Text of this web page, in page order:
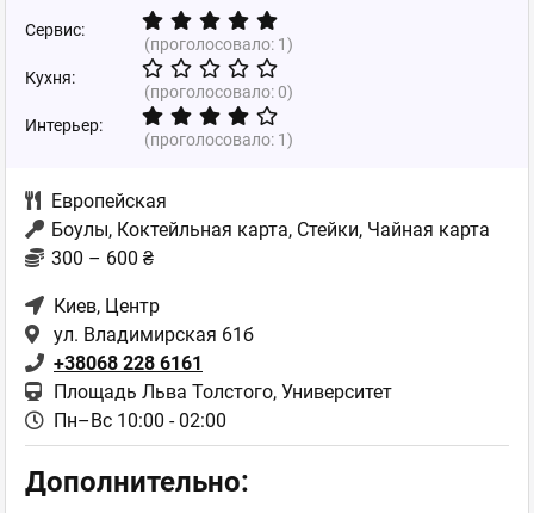
Сервис:
(проголосовало: 1)
Кухня:
(проголосовало:0)
Интерьер:
(проголосовало: 1)
Европейская
Боулы, Коктейльная карта, Стейки, Чайная карта
300 – 600 ₴
Киев, Центр
ул. Владимирская 61б
+38068 228 6161
Площадь Льва Толстого, Университет
Пн–Вс 10:00 - 02:00
Дополнительно: